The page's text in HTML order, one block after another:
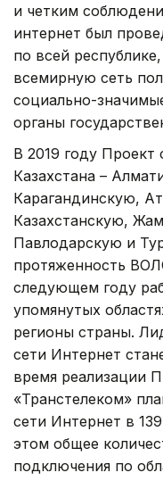
и четким
интернет был
по всей
всемирную сеть
социально-
органы
В 2019 году Проект
Казахстана –
Карагандинскую,
Казахстанскую,
Павлодарскую и
протяженность
следующем году
упомянутых
регионы страны.
сети Интернет
время реализации
«Транстелеком»
сети Интернет в
этом общее
подключения по